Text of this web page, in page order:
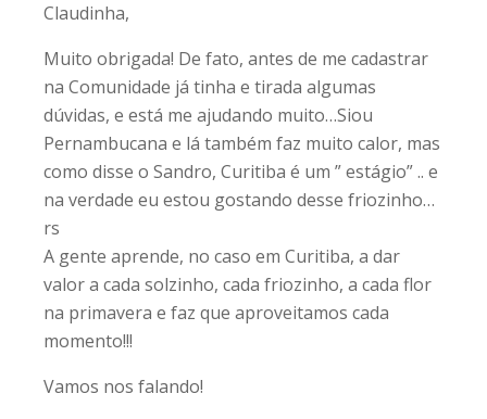
Claudinha,
Muito obrigada! De fato, antes de me cadastrar
na Comunidade já tinha e tirada algumas
dúvidas, e está me ajudando muito…Siou
Pernambucana e lá também faz muito calor, mas
como disse o Sandro, Curitiba é um ” estágio” .. e
na verdade eu estou gostando desse friozinho…
rs
A gente aprende, no caso em Curitiba, a dar
valor a cada solzinho, cada friozinho, a cada flor
na primavera e faz que aproveitamos cada
momento!!!
Vamos nos falando!